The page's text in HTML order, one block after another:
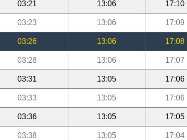
03:21 13:06 17:10
03:23 13:06 17:09
03:26 13:06 17:08
03:28 13:06 17:07
03:31 13:05 17:06
03:33 13:05 17:06
03:36 13:05 17:05
03:38 13:05 17:04